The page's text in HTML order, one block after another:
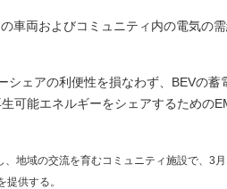
車両およびコミュニティ内の電気の
ェアの利便性を損なわず、BEVの蓄
可能エネルギーをシェアするための
地域の交流を育むコミュニティ施設で、3
供する。